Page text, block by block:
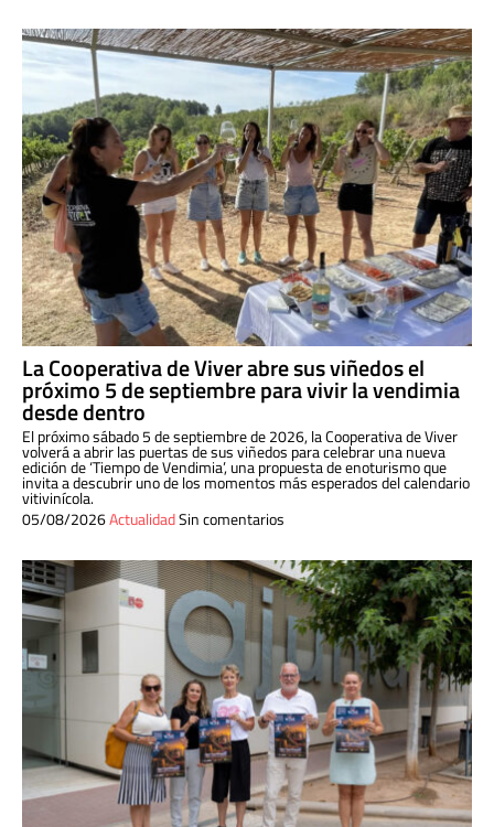
La Cooperativa de Viver abre sus viñedos el
próximo 5 de septiembre para vivir la vendimia
desde dentro
El próximo sábado 5 de septiembre de 2026, la Cooperativa de Viver
volverá a abrir las puertas de sus viñedos para celebrar una nueva
edición de ‘Tiempo de Vendimia’, una propuesta de enoturismo que
invita a descubrir uno de los momentos más esperados del calendario
vitivinícola.
05/08/2026ActualidadSin comentarios